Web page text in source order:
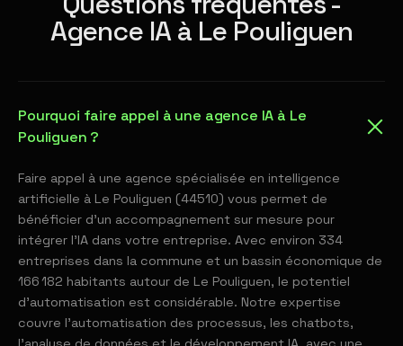
Agence IA à Le Pouliguen
Pourquoi faire appel à une agence IA à Le
Pouliguen ?
Faire appel à une agence spécialisée en intelligence
artificielle à Le Pouliguen (44510) vous permet de
bénéficier d'un accompagnement sur mesure pour
intégrer l'IA dans votre entreprise. Avec environ 334
entreprises dans la commune et un bassin économique de
166 182 habitants autour de Le Pouliguen, le potentiel
d'automatisation est considérable. Notre expertise
couvre l'automatisation des processus, les chatbots,